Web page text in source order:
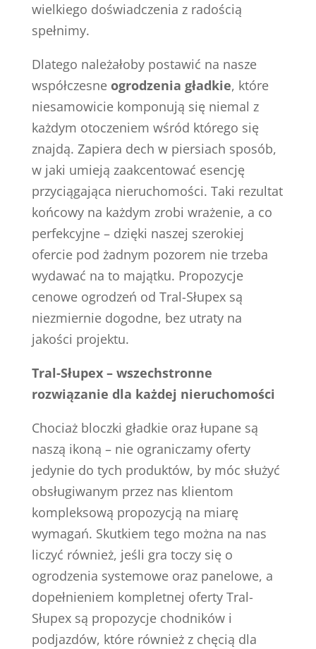
wielkiego doświadczenia z radością
spełnimy.
Dlatego należałoby postawić na nasze
współczesne ogrodzenia gładkie, które
niesamowicie komponują się niemal z
każdym otoczeniem wśród którego się
znajdą. Zapiera dech w piersiach sposób,
w jaki umieją zaakcentować esencję
przyciągająca nieruchomości. Taki rezultat
końcowy na każdym zrobi wrażenie, a co
perfekcyjne – dzięki naszej szerokiej
ofercie pod żadnym pozorem nie trzeba
wydawać na to majątku. Propozycje
cenowe ogrodzeń od Tral-Słupex są
niezmiernie dogodne, bez utraty na
jakości projektu.
Tral-Słupex – wszechstronne
rozwiązanie dla każdej nieruchomości
Chociaż bloczki gładkie oraz łupane są
naszą ikoną – nie ograniczamy oferty
jedynie do tych produktów, by móc służyć
obsługiwanym przez nas klientom
kompleksową propozycją na miarę
wymagań. Skutkiem tego można na nas
liczyć również, jeśli gra toczy się o
ogrodzenia systemowe oraz panelowe, a
dopełnieniem kompletnej oferty Tral-
Słupex są propozycje chodników i
podjazdów, które również z chęcią dla